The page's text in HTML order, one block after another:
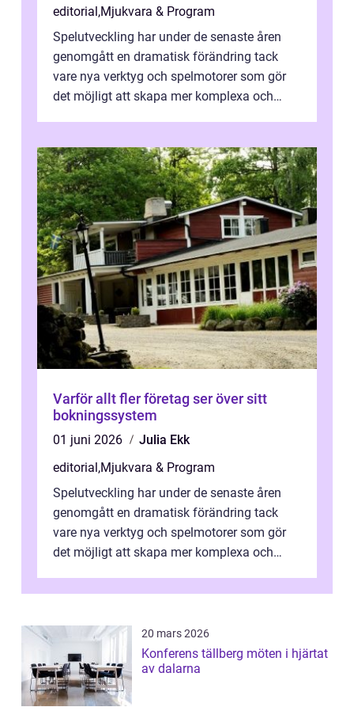
editorial,Mjukvara & Program
Spelutveckling har under de senaste åren
genomgått en dramatisk förändring tack
vare nya verktyg och spelmotorer som gör
det möjligt att skapa mer komplexa och
Varför allt fler företag ser över sitt
bokningssystem
01 juni 2026
Julia Ekk
editorial,Mjukvara & Program
Spelutveckling har under de senaste åren
genomgått en dramatisk förändring tack
vare nya verktyg och spelmotorer som gör
det möjligt att skapa mer komplexa och
20 mars 2026
Konferens tällberg möten i hjärtat
av dalarna